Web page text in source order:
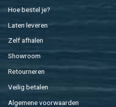
Hoe be­stel je?
Laten le­ve­ren
Zelf af­ha­len
Show­room
Re­tour­ne­ren
Vei­lig be­ta­len
Al­ge­me­ne voor­waar­den